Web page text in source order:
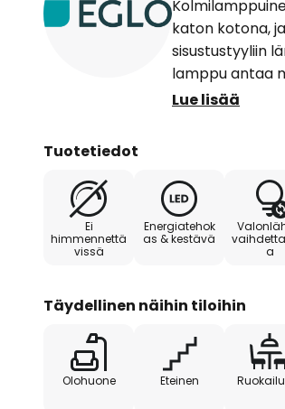
katon kotona,
sisustustyyliin
lamppu antaa
kylväen
myös
valaistukseen
pitää
pienempi
Lue lisää
Tuotetiedot
Ei
himmennettä
vissä
Energiatehok
as & kestävä
a
Täydellinen näihin tiloihin
Olohuone Eteinen